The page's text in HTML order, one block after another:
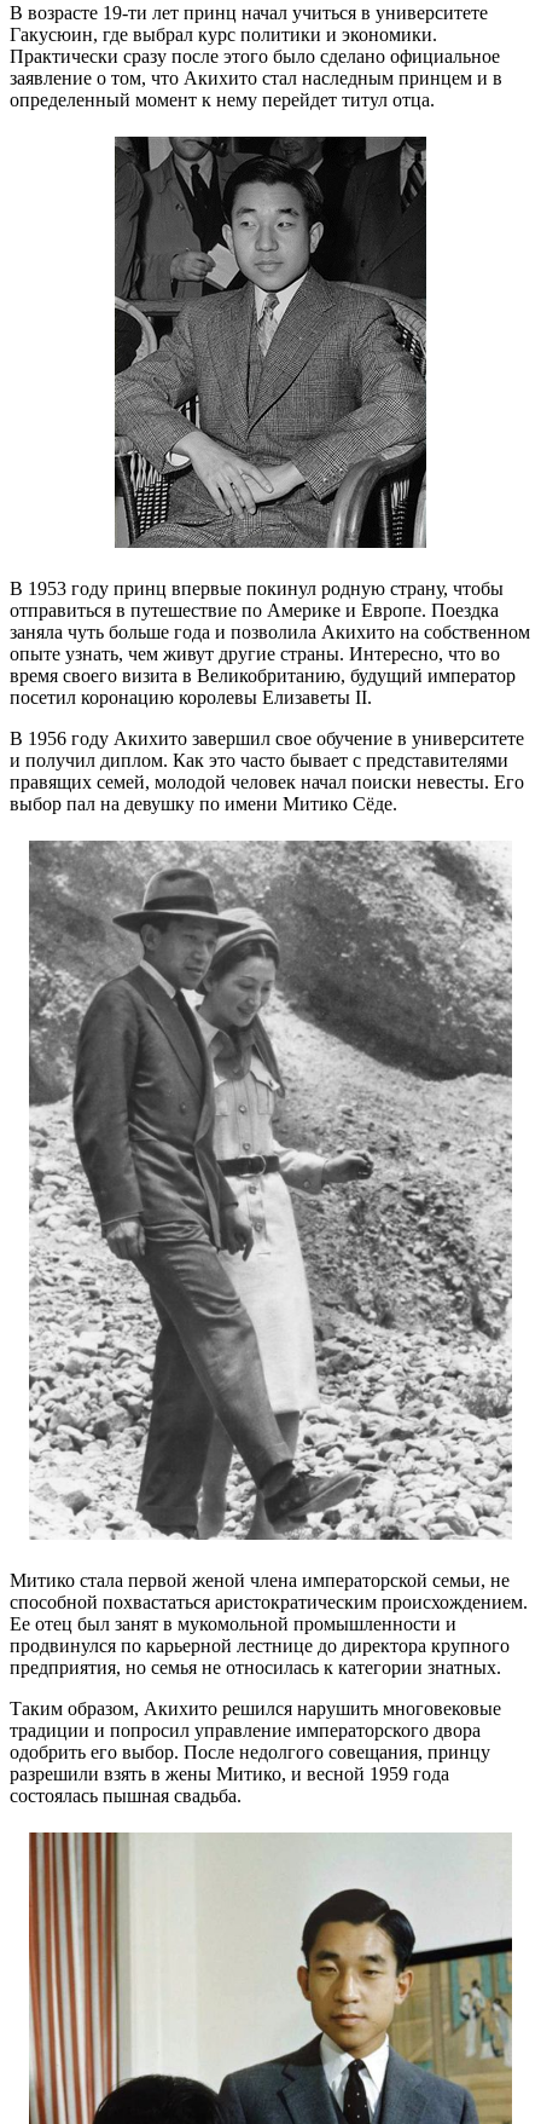
В возрасте 19-ти лет принц начал учиться в университете
Гакусюин, где выбрал курс политики и экономики.
Практически сразу после этого было сделано официальное
заявление о том, что Акихито стал наследным принцем и в
определенный момент к нему перейдет титул отца.
В 1953 году принц впервые покинул родную страну, чтобы
отправиться в путешествие по Америке и Европе. Поездка
заняла чуть больше года и позволила Акихито на собственном
опыте узнать, чем живут другие страны. Интересно, что во
время своего визита в Великобританию, будущий император
посетил коронацию королевы Елизаветы II.
В 1956 году Акихито завершил свое обучение в университете
и получил диплом. Как это часто бывает с представителями
правящих семей, молодой человек начал поиски невесты. Его
выбор пал на девушку по имени Митико Сёде.
Митико стала первой женой члена императорской семьи, не
способной похвастаться аристократическим происхождением.
Ее отец был занят в мукомольной промышленности и
продвинулся по карьерной лестнице до директора крупного
предприятия, но семья не относилась к категории знатных.
Таким образом, Акихито решился нарушить многовековые
традиции и попросил управление императорского двора
одобрить его выбор. После недолгого совещания, принцу
разрешили взять в жены Митико, и весной 1959 года
состоялась пышная свадьба.